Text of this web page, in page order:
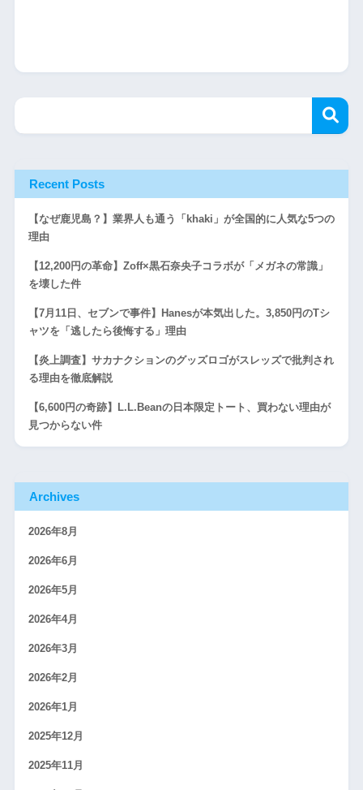
Recent Posts
【なぜ鹿児島？】業界人も通う「khaki」が全国的に人気な5つの
理由
【12,200円の革命】Zoff×黒石奈央子コラボが「メガネの常識」
を壊した件
【7月11日、セブンで事件】Hanesが本気出した。3,850円のTシ
ャツを「逃したら後悔する」理由
【炎上調査】サカナクションのグッズロゴがスレッズで批判され
る理由を徹底解説
【6,600円の奇跡】L.L.Beanの日本限定トート、買わない理由が
見つからない件
Archives
2026年8月
2026年6月
2026年5月
2026年4月
2026年3月
2026年2月
2026年1月
2025年12月
2025年11月